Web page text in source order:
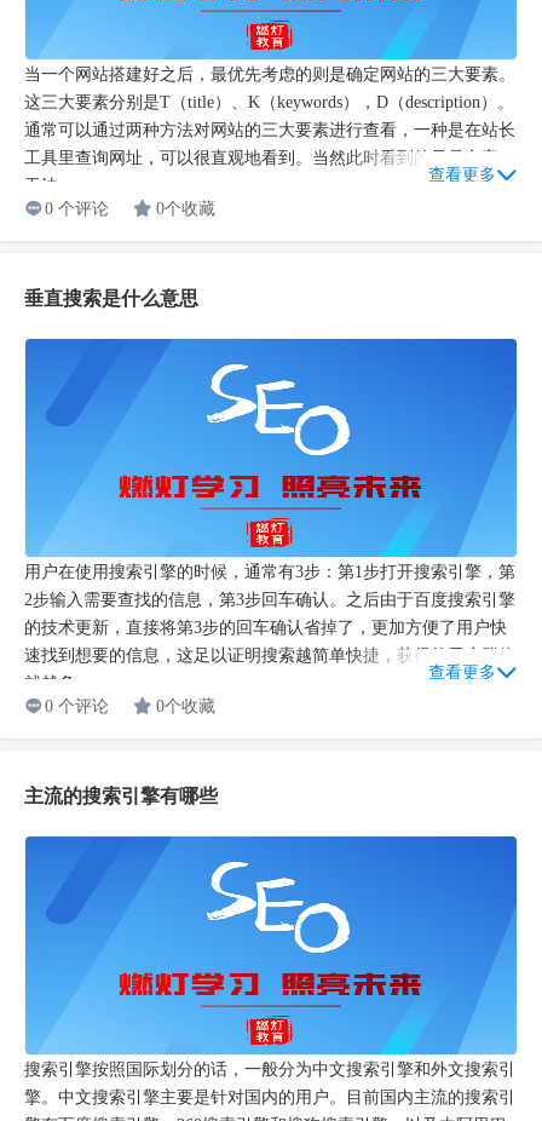
当一个网站搭建好之后，最优先考虑的则是确定网站的三大要素。
这三大要素分别是T（title）、K（keywords），D（description）。
通常可以通过两种方法对网站的三大要素进行查看，一种是在站长
工具里查询网址，可以很直观地看到。当然此时看到的只是文字，
无法...
查看更多
0 个评论
0个收藏
垂直搜索是什么意思
用户在使用搜索引擎的时候，通常有3步：第1步打开搜索引擎，第
2步输入需要查找的信息，第3步回车确认。之后由于百度搜索引擎
的技术更新，直接将第3步的回车确认省掉了，更加方便了用户快
速找到想要的信息，这足以证明搜索越简单快捷，获得的用户群体
就越多。...
查看更多
0 个评论
0个收藏
主流的搜索引擎有哪些
搜索引擎按照国际划分的话，一般分为中文搜索引擎和外文搜索引
擎。中文搜索引擎主要是针对国内的用户。目前国内主流的搜索引